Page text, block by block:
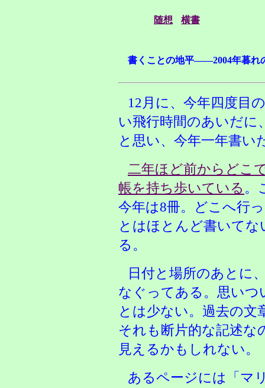
随想 横書
書くことの地平――2004年暮れ
12月に、今年四度目
い飛行時間のあいだに
と思い、今年一年書
二年ほど前からどこ
帳を持ち歩いている 。
今年は8冊。どこへ行
とはほとんど書いて
る。
日付と場所のあとに
なぐってある。思い
とは少ない。過去の文
それも断片的な記述な
見えるかもしれない。
あるページには「マ